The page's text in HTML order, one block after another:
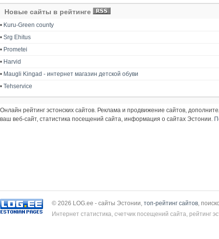
Новые сайты в рейтинге
• Kuru-Green county
• Srg Ehitus
• Prometei
• Harvid
• Maugli Kingad - интернет магазин детской обуви
• Tehservice
Онлайн рейтинг эстонских сайтов. Реклама и продвижение сайтов,
ваш веб-сайт, статистика посещений сайта, информация о сайтах Эстонии.
© 2026 LOG.ee - сайты Эстонии, топ-рейтинг сайтов ,
Интернет статистика, счетчик посещений сайта, рейтинг